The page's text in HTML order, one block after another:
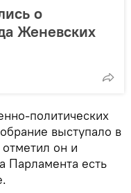
о
Женевских
политических
выступало в
он и
Парламента есть